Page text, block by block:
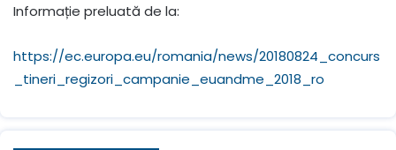
Informație preluată de la:
https://ec.europa.eu/romania/news/20180824_concurs
_tineri_regizori_campanie_euandme_2018_ro